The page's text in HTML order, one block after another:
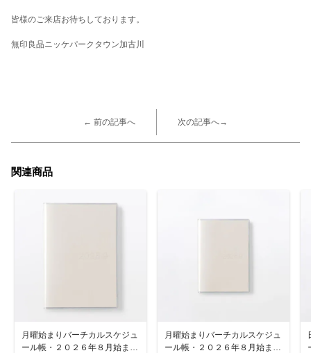
皆様のご来店お待ちしております。
無印良品ニッケパークタウン加古川
← 前の記事へ 次の記事へ→
関連商品
月曜始まりバーチカルスケジュ
ール帳・２０２６年８月始まり
月曜始まりバーチカルスケジュ
ール帳・２０２６年８月始まり